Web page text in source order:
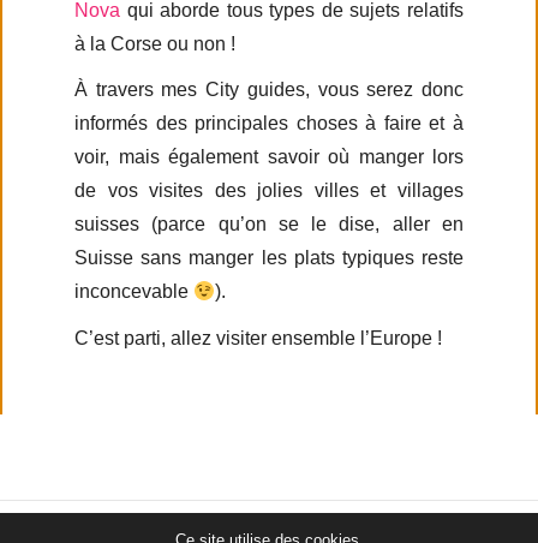
Nova qui aborde tous types de sujets relatifs
à la Corse ou non !
À travers mes City guides, vous serez donc
informés des principales choses à faire et à
voir, mais également savoir où manger lors
de vos visites des jolies villes et villages
suisses (parce qu’on se le dise, aller en
Suisse sans manger les plats typiques reste
inconcevable
).
C’est parti, allez visiter ensemble l’Europe !